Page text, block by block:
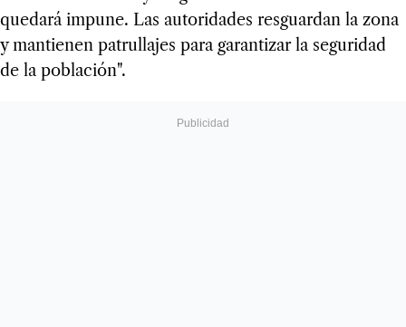
quedará impune. Las autoridades resguardan la zona
y mantienen patrullajes para garantizar la seguridad
de la población".